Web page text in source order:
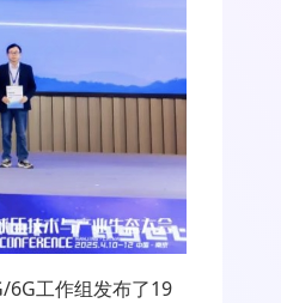
6G工作组发布了19